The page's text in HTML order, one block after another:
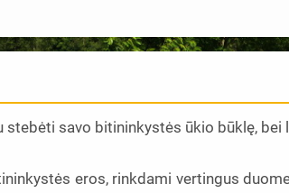
savo bitininkystės ūkio būklę, bei
eros, rinkdami vertingus